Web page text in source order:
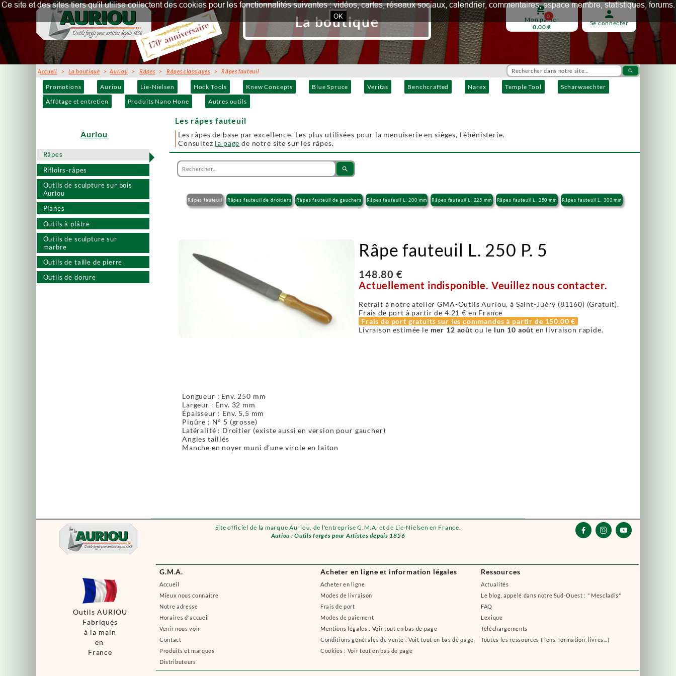
Site officiel de la marque Auriou, de l'entreprise G.M.A. et de Lie-Nielsen en France.
Auriou : Outils forgés pour Artistes depuis 1856
search
Promotions Auriou Lie-Nielsen Hock Tools Knew Concepts Blue Spruce Veritas Benchcrafted Narex Temple Tool
Scharwaechter
Affûtage et entretien
Produits Nano Hone Autres outils
person
Se connecter
shopping_cart
0
Mon panier
0.00 €
Râpes
Rifloirs-râpes
Outils de sculpture sur bois
Auriou
Planes
Outils à plâtre
Outils de sculpture sur
marbre
Outils de taille de pierre
Outils de dorure
G.M.A.
Accueil
Mieux nous connaître
Notre adresse
Horaires d'accueil
Venir nous voir
Contact
Produits et marques
Distributeurs
Acheter en ligne et information légales
Acheter en ligne
Modes de livraison
Frais de port
Modes de paiement
Mentions légales : Voir tout en bas de page
Conditions générales de vente : Voit tout en bas de page
Cookies : Voir tout en bas de page
Ressources
Actualités
Le blog, appelé dans notre Sud-Ouest : " Mescladis"
FAQ
Lexique
Téléchargements
Toutes les ressources (liens, formation, livres...)
  
Outils AURIOU
Fabriqués
à la main
en
France
La boutique
Accueil >La boutique >Auriou >Râpes >Râpes classiques > Râpes fauteuil
Les râpes fauteuil
Les râpes de base par excellence. Les plus utilisées pour la menuiserie en sièges, l'ébénisterie.
Consultez la page de notre site sur les râpes.
Auriou
search
Râpes fauteuil Râpes fauteuil de droitiers Râpes fauteuil de gauchers Râpes fauteuil L. 200 mm Râpes fauteuil L. 225 mm Râpes fauteuil L. 250 mm Râpes fauteuil L. 300 mm
Râpe fauteuil L. 250 P. 5
148.80 €
Actuellement indisponible. Veuillez nous contacter.
Retrait à notre atelier GMA-Outils Auriou, à Saint-Juéry (81160) (Gratuit),
Frais de port à partir de 4.21 € en France
Frais de port gratuits sur les commandes à partir de 150.00 €
Livraison estimée le mer 12 août ou le lun 10 août en livraison rapide.
Longueur : Env. 250 mm
Largeur : Env. 32 mm
Épaisseur : Env. 5,5 mm
Piqûre : N° 5 (grosse)
Latéralité : Droitier (existe aussi en version pour gaucher)
Angles taillés
Manche en noyer muni d'une virole en laiton
Ce site et des sites tiers qu'il utilise collectent des cookies pour les fonctionnalités suivantes : vidéos, cartes, réseaux sociaux, calendrier, commentaires, espace membre, statistiques, forums.
OK